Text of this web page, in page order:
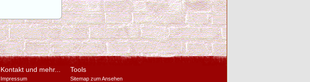
Kontakt und mehr...
Impressum
Tools
Sitemap zum Ansehen